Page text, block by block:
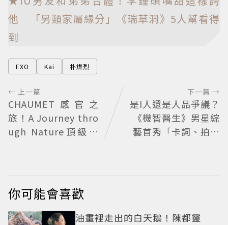
他 「另類家屬緣分」《瑞草洞》5人幫看得
到
EXO Kai 朴燦烈
← 上一篇
CHAUMET感官之
旅！A Journey thro
ugh Nature頂級珠
下一篇 →
是I人還是人品爭議？
《機智醫生》男星綜
藝首秀「卡詞、拍攝
相
你可能會喜歡
油畫裡走出的白天鵝！陳都靈